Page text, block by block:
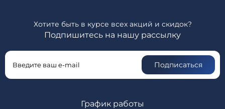
Хотите быть в курсе всех акций и скидок?
Подпишитесь на нашу рассылку
Подписаться
График работы